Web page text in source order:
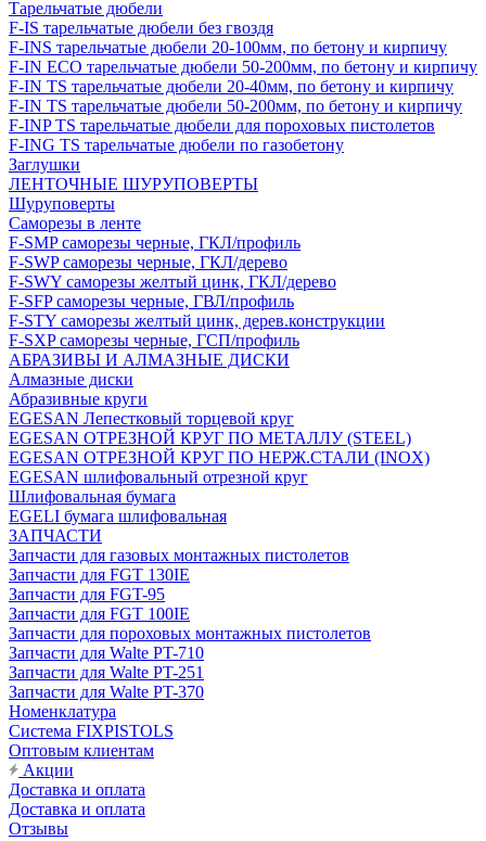
Тарельчатые дюбели
F-IS тарельчатые дюбели без гвоздя
F-INS тарельчатые дюбели 20-100мм, по бетону и кирпичу
F-IN ECO тарельчатые дюбели 50-200мм, по бетону и кирпичу
F-IN TS тарельчатые дюбели 20-40мм, по бетону и кирпичу
F-IN TS тарельчатые дюбели 50-200мм, по бетону и кирпичу
F-INP TS тарельчатые дюбели для пороховых пистолетов
F-ING TS тарельчатые дюбели по газобетону
Заглушки
ЛЕНТОЧНЫЕ ШУРУПОВЕРТЫ
Шуруповерты
Саморезы в ленте
F-SMP саморезы черные, ГКЛ/профиль
F-SWP саморезы черные, ГКЛ/дерево
F-SWY саморезы желтый цинк, ГКЛ/дерево
F-SFP саморезы черные, ГВЛ/профиль
F-STY саморезы желтый цинк, дерев.конструкции
F-SXP саморезы черные, ГСП/профиль
АБРАЗИВЫ И АЛМАЗНЫЕ ДИСКИ
Алмазные диски
Абразивные круги
EGESAN Лепестковый торцевой круг
EGESAN ОТРЕЗНОЙ КРУГ ПО МЕТАЛЛУ (STEEL)
EGESAN ОТРЕЗНОЙ КРУГ ПО НЕРЖ.СТАЛИ (INOX)
EGESAN шлифовальный отрезной круг
Шлифовальная бумага
EGELI бумага шлифовальная
ЗАПЧАСТИ
Запчасти для газовых монтажных пистолетов
Запчасти для FGT 130IE
Запчасти для FGT-95
Запчасти для FGT 100IE
Запчасти для пороховых монтажных пистолетов
Запчасти для Walte PT-710
Запчасти для Walte PT-251
Запчасти для Walte PT-370
Номенклатура
Система FIXPISTOLS
Оптовым клиентам
Акции
Доставка и оплата
Доставка и оплата
Отзывы